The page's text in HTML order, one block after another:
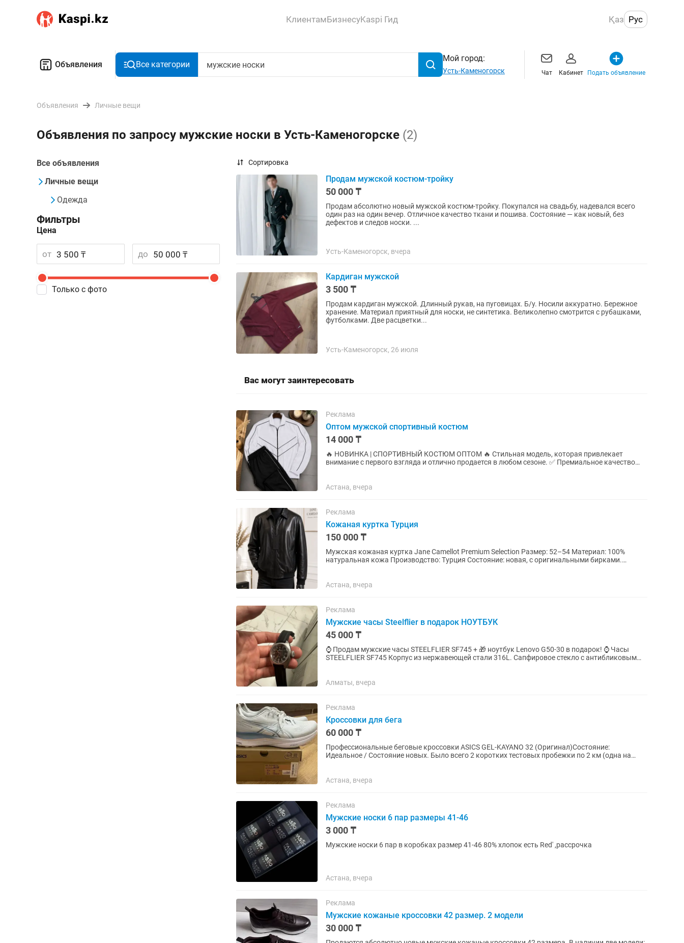
КлиентамБизнесуKaspi Гид Қаз Рус
Объявления Все категории
Мой город:
Усть-Каменогорск Чат Кабинет Подать объявление
Объявления Личные вещи
Объявления по запросу мужские носки в Усть-Каменогорске (2)
Все объявления
Личные вещи
Одежда
Фильтры
Цена
от до
Только с фото
Сортировка
Продам мужской костюм-тройку
50 000 ₸
Продам абсолютно новый мужской костюм-тройку. Покупался на свадьбу, надевался всего
один раз на один вечер. Отличное качество ткани и пошива. Состояние — как новый, без
дефектов и следов носки. ...
Усть-Каменогорск, вчера
Кардиган мужской
3 500 ₸
Продам кардиган мужской. Длинный рукав, на пуговицах. Б/у. Носили аккуратно. Бережное
хранение. Материал приятный для носки, не синтетика. Великолепно смотрится с рубашками,
футболками. Две расцветки...
Усть-Каменогорск, 26 июля
Вас могут заинтересовать
Реклама
Оптом мужской спортивный костюм
14 000 ₸
🔥 НОВИНКА | СПОРТИВНЫЙ КОСТЮМ ОПТОМ 🔥 Стильная модель, которая привлекает
внимание с первого взгляда и отлично продается в любом сезоне. ✅ Премиальное качество
Астана, вчера
Реклама
Кожаная куртка Турция
150 000 ₸
Мужская кожаная куртка Jane Camellot Premium Selection Размер: 52–54 Материал: 100%
натуральная кожа Производство: Турция Состояние: новая, с оригинальными бирками.
Астана, вчера
Реклама
Мужские часы Steelflier в подарок НОУТБУК
45 000 ₸
⌚ Продам мужские часы STEELFLIER SF745 + 🎁 ноутбук Lenovo G50-30 в подарок! ⌚ Часы
STEELFLIER SF745 Корпус из нержавеющей стали 316L. Сапфировое стекло с антибликовым
Алматы, вчера
Реклама
Кроссовки для бега
60 000 ₸
Профессиональные беговые кроссовки ASICS GEL-KAYANO 32 (Оригинал)Состояние:
Идеальное / Состояние новых. Было всего 2 коротких тестовых пробежки по 2 км (одна на
Астана, вчера
Реклама
Мужские носки 6 пар размеры 41-46
3 000 ₸
Мужские носки 6 пар в коробках размер 41-46 80% хлопок есть Red' ,рассрочка
Астана, вчера
Реклама
Мужские кожаные кроссовки 42 размер. 2 модели
30 000 ₸